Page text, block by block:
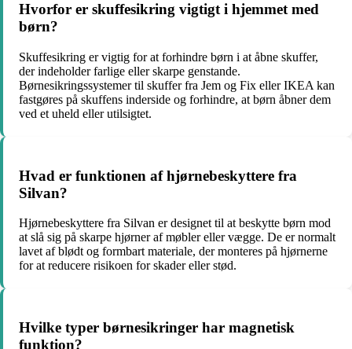
Hvorfor er skuffesikring vigtigt i hjemmet med
børn?
Skuffesikring er vigtig for at forhindre børn i at åbne skuffer,
der indeholder farlige eller skarpe genstande.
Børnesikringssystemer til skuffer fra Jem og Fix eller IKEA kan
fastgøres på skuffens inderside og forhindre, at børn åbner dem
ved et uheld eller utilsigtet.
Hvad er funktionen af hjørnebeskyttere fra
Silvan?
Hjørnebeskyttere fra Silvan er designet til at beskytte børn mod
at slå sig på skarpe hjørner af møbler eller vægge. De er normalt
lavet af blødt og formbart materiale, der monteres på hjørnerne
for at reducere risikoen for skader eller stød.
Hvilke typer børnesikringer har magnetisk
funktion?